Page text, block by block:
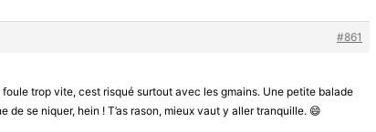
#861
foule trop vite, cest risqué surtout avec les gmains. Une petite balade
se niquer, hein ! T’as rason, mieux vaut y aller tranquille. 😄